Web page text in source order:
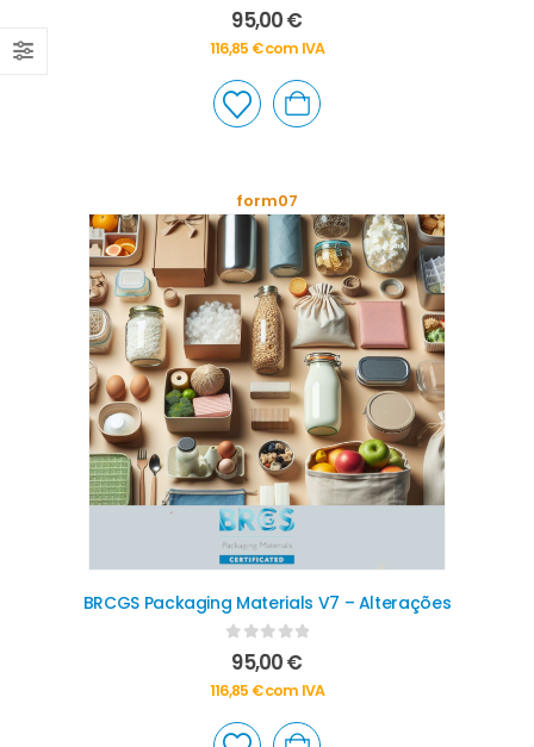
0out of 5
95,00€
116,85 €com IVA
form07
BRCGS Packaging Materials V7 – Alterações
0out of 5
95,00€
116,85 €com IVA